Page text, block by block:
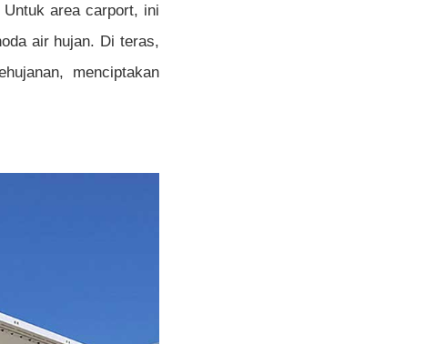
Untuk area carport, ini
air hujan. Di teras,
menciptakan